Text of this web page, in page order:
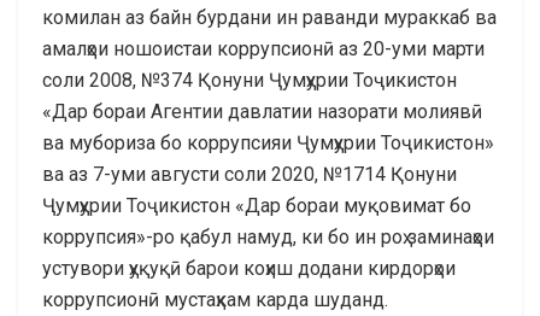
комилан аз байн бурдани ин раванди мураккаб ва
амалҳои ношоистаи коррупсионӣ аз 20-уми марти
соли 2008, №374 Қонуни Ҷумҳурии Тоҷикистон
«Дар бораи Агентии давлатии назорати молиявӣ
ва мубориза бо коррупсияи Ҷумҳурии Тоҷикистон»
ва аз 7-уми августи соли 2020, №1714 Қонуни
Ҷумҳурии Тоҷикистон «Дар бораи муқовимат бо
коррупсия»-ро қабул намуд, ки бо ин роҳ заминаҳои
устувори ҳуқуқӣ барои коҳиш додани кирдорҳои
коррупсионӣ мустаҳкам карда шуданд.